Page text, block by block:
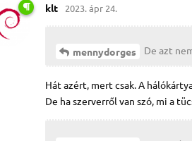
klt 2023. ápr 24.
mennydorges De azt
Hát azért, mert csak. A
De ha szerverről van szó, mi a